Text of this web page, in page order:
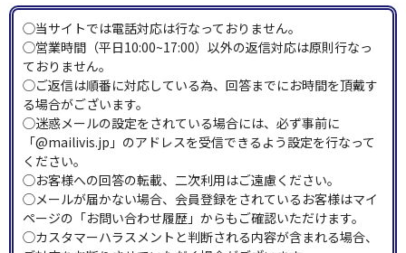
◯当サイトでは電話対応は行なっておりません。
◯営業時間（平日10:00~17:00）以外の返信対応は原則行なっ
ておりません。
◯ご返信は順番に対応している為、回答までにお時間を頂戴す
る場合がございます。
◯迷惑メールの設定をされている場合には、必ず事前に
「@mailivis.jp」のアドレスを受信できるよう設定を行なって
ください。
◯お客様への回答の転載、二次利用はご遠慮ください。
◯メールが届かない場合、会員登録をされているお客様はマイ
ページの「お問い合わせ履歴」からもご確認いただけます。
◯カスタマーハラスメントと判断される内容が含まれる場合、